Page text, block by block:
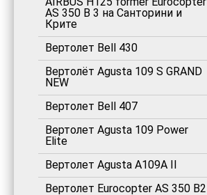
AS 350 B 3 на Санторини и
Крите
Вертолет Bell 430
Вертолёт Agusta 109 S GRAND
NEW
Вертолет Bell 407
Вертолет Agusta 109 Power
Elite
Вертолет Agusta A109A II
Вертолет Eurocopter AS 350 B2